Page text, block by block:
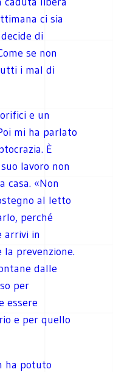
ci sia
di
se non
i mal di
e un
mi ha parlato
È
lavoro non
casa. «Non
al letto
perché
arrivi in
la prevenzione.
dalle
per
essere
e per quello
ha potuto